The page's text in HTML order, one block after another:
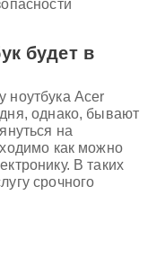
будет в
ноутбука Acer
однако, бывают
на
как можно
В таких
срочного